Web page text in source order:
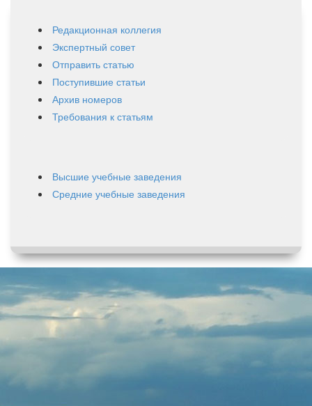
Редакционная коллегия
Экспертный совет
Отправить статью
Поступившие статьи
Архив номеров
Требования к статьям
Высшие учебные заведения
Средние учебные заведения